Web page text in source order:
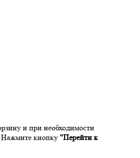
и при необходимости
Нажмите кнопку "Перейти к